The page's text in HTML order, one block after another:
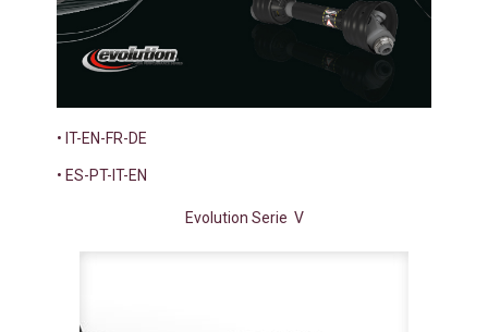
• IT-EN-FR-DE
• ES-PT-IT-EN
Evolution Serie V